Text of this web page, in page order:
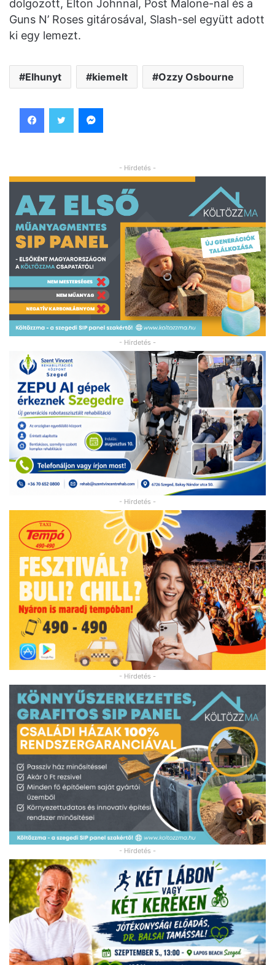
dolgozott, Elton Johnnal, Post Malone-nal és a
Guns N’ Roses gitárosával, Slash-sel együtt adott
ki egy lemezt.
Elhunyt kiemelt Ozzy Osbourne
- Hirdetés -
- Hirdetés -
- Hirdetés -
- Hirdetés -
- Hirdetés -